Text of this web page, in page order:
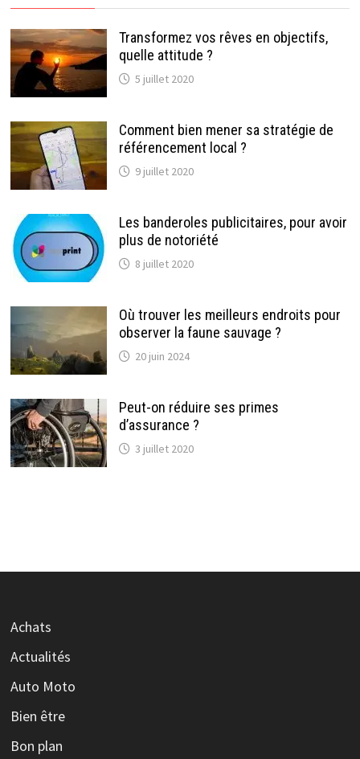
Transformez vos rêves en objectifs,
quelle attitude ?
5 juillet 2020
Comment bien mener sa stratégie de
référencement local ?
9 juillet 2020
Les banderoles publicitaires, pour avoir
plus de notoriété
8 juillet 2020
Où trouver les meilleurs endroits pour
observer la faune sauvage ?
20 juin 2024
Peut-on réduire ses primes
d’assurance ?
3 juillet 2020
Achats
Actualités
Auto Moto
Bien être
Bon plan